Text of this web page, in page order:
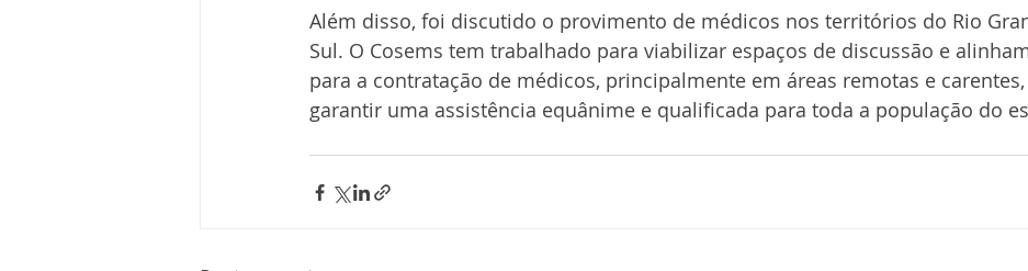
Além disso, foi discutido o provimento de médicos nos territórios do Rio
Sul. O Cosems tem trabalhado para viabilizar espaços de discussão e
para a contratação de médicos, principalmente em áreas remotas e
garantir uma assistência equânime e qualificada para toda a população do